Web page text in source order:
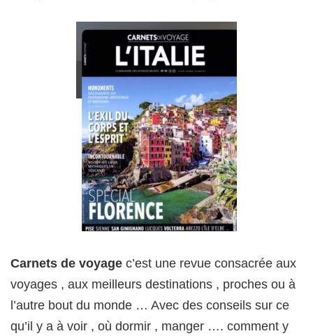
Carnets de voyage c’est une revue consacrée aux
voyages , aux meilleurs destinations , proches ou à
l’autre bout du monde … Avec des conseils sur ce
qu’il y a à voir , où dormir , manger …. comment y